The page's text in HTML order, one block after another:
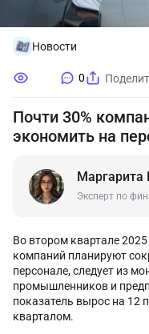
Новости
0
Почти 30%
экономить на
Маргарита
Эксперт по
Во втором квартале
компаний планируют
персонале, следует из
промышленников и
показатель вырос на 12
кварталом.